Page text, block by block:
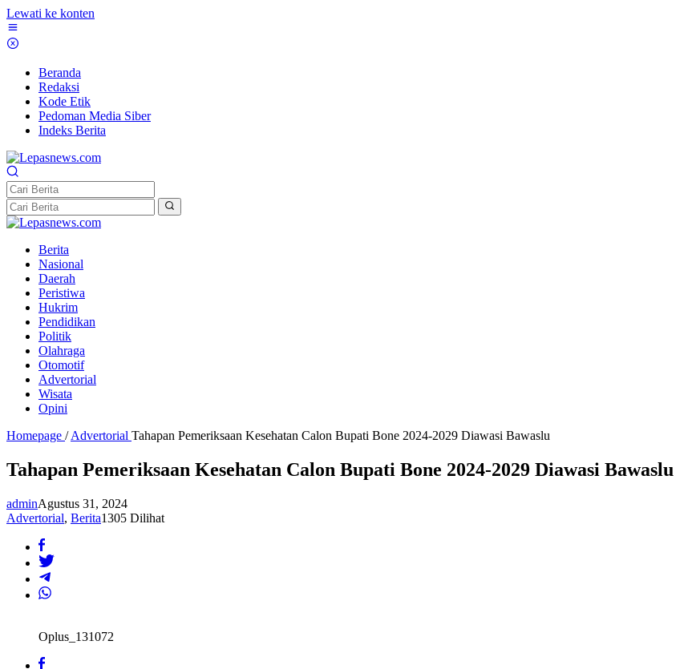
Lewati ke konten
Beranda
Redaksi
Kode Etik
Pedoman Media Siber
Indeks Berita
Berita
Nasional
Daerah
Peristiwa
Hukrim
Pendidikan
Politik
Olahraga
Otomotif
Advertorial
Wisata
Opini
Homepage / Advertorial Tahapan Pemeriksaan Kesehatan Calon Bupati Bone 2024-2029 Diawasi Bawaslu
Tahapan Pemeriksaan Kesehatan Calon Bupati Bone 2024-2029 Diawasi Bawaslu
adminAgustus 31, 2024
Advertorial, Berita1305 Dilihat
Oplus_131072